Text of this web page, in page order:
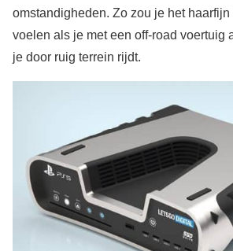
omstandigheden. Zo zou je het
voelen als je met een off-road voertuig
je door ruig terrein rijdt.